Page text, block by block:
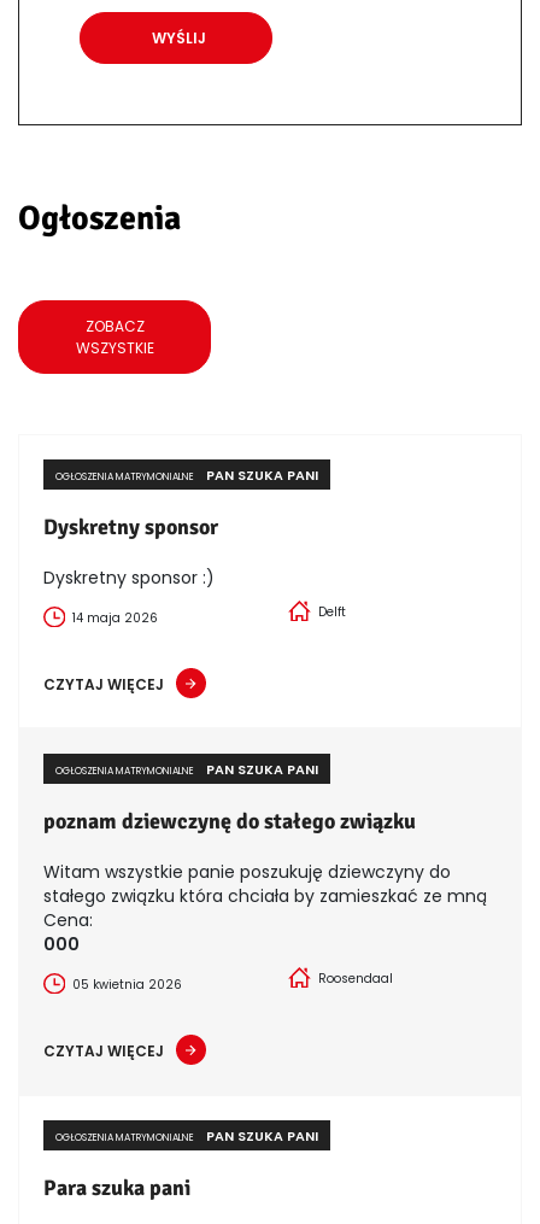
Ogłoszenia
ZOBACZ
WSZYSTKIE
OGŁOSZENIA MATRYMONIALNE PAN SZUKA PANI
Dyskretny sponsor
Dyskretny sponsor :)
14 maja 2026 Delft
CZYTAJ WIĘCEJ
OGŁOSZENIA MATRYMONIALNE PAN SZUKA PANI
poznam dziewczynę do stałego związku
Witam wszystkie panie poszukuję dziewczyny do
stałego związku która chciała by zamieszkać ze mną
Cena:
000
05 kwietnia 2026 Roosendaal
CZYTAJ WIĘCEJ
OGŁOSZENIA MATRYMONIALNE PAN SZUKA PANI
Para szuka pani